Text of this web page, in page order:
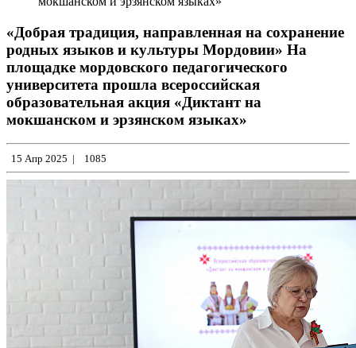
«Добрая традиция, направленная на сохранение
родных языков и культуры Мордовии» На
площадке мордовского педагогического
университета прошла всероссийская
образовательная акция «Диктант на
мокшанском и эрзянском языках»
15 Апр 2025 | 1085